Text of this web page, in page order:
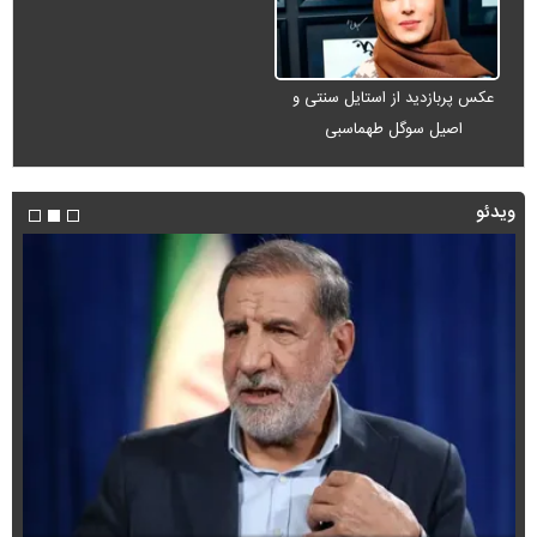
عکس پربازدید از استایل سنتی و
اصیل سوگل طهماسبی
ویدئو